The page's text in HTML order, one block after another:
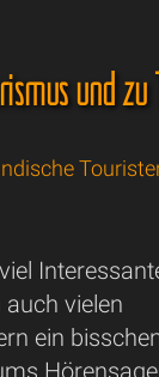
und zu
vielen
ein